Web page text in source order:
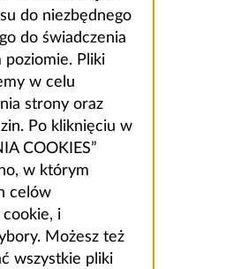
do niezbędnego
do świadczenia
poziomie. Pliki
w celu
strony oraz
Po kliknięciu w
COOKIES”
w którym
celów
i
Możesz też
wszystkie pliki